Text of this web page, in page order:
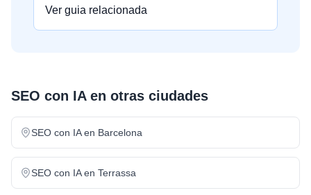
Ver guia relacionada
SEO con IAen otras ciudades
SEO con IAen Barcelona
SEO con IAen Terrassa